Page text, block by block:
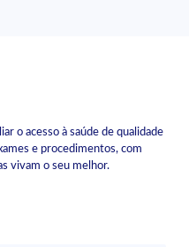
o acesso à saúde de qualidade
e procedimentos, com
vivam o seu melhor.